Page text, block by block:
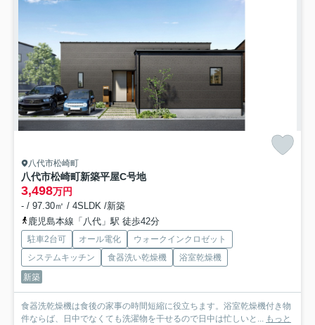
八代市松崎町
八代市松崎町新築平屋C号地
3,498万円
- / 97.30㎡ / 4SLDK /新築
鹿児島本線「八代」駅 徒歩42分
駐車2台可 オール電化
ウォークインクロゼット
システムキッチン
食器洗い乾燥機
浴室乾燥機
新築
食器洗乾燥機は食後の家事の時間短縮に役立ちます。浴室乾燥機付き物
件ならば、日中でなくても洗濯物を干せるので日中は忙しいと... もっと